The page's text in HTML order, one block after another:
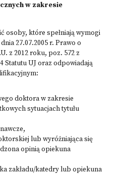
w zakresie
osoby, które spełniają wymogi
27.07.2005 r. Prawo o
z 2012 roku, poz. 572 z
Statutu UJ oraz odpowiadają
doktora w zakresie
sytuacjach tytułu
lub wyróżniająca się
opinią opiekuna
zakładu/katedry lub opiekuna